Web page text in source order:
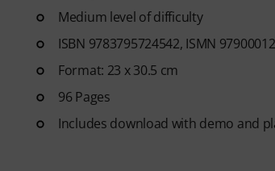
Medium level of difficulty
ISBN 9783795724542, ISMN
Format: 23 x 30.5 cm
96 Pages
Includes download with demo and